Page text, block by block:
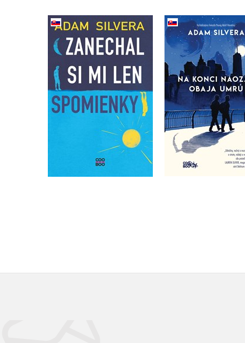
Zanechal si mi len
spomienky
Do košíka
14,44 €
Na konci naozaj
umrú (2.
Adam
Do košíka
8,50 €